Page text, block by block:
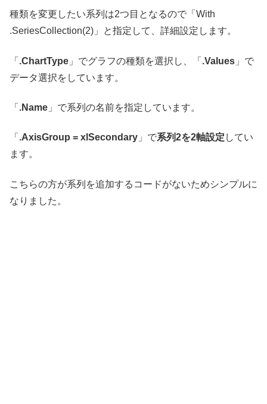
種類を変更したい系列は2つ目となるので「With
.SeriesCollection(2)」と指定して、詳細設定します。
「 .ChartType 」でグラフの種類を選択し、「 .Values 」で
データ選択をしています。
「 .Name 」で系列の名前を指定しています。
「 .AxisGroup = xlSecondary 」で系列2を2軸設定 してい
ます。
こちらの方が系列を追加するコードがないためシンプルに
なりました。